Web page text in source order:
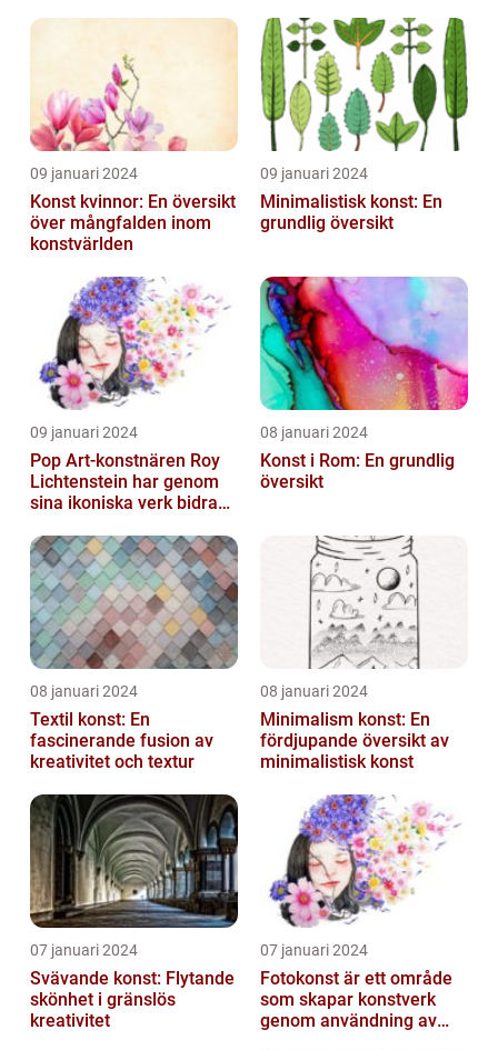
Utbildningsanstalter inom
09 januari 2024
Konst kvinnor: En översikt
över mångfalden inom
konstvärlden
09 januari 2024
Minimalistisk konst: En
grundlig översikt
09 januari 2024
Pop Art-konstnären Roy
Lichtenstein har genom
sina ikoniska verk bidragit
08 januari 2024
Konst i Rom: En grundlig
översikt
08 januari 2024
Textil konst: En
fascinerande fusion av
kreativitet och textur
08 januari 2024
Minimalism konst: En
fördjupande översikt av
minimalistisk konst
07 januari 2024
Svävande konst: Flytande
skönhet i gränslös
kreativitet
07 januari 2024
Fotokonst är ett område
som skapar konstverk
genom användning av